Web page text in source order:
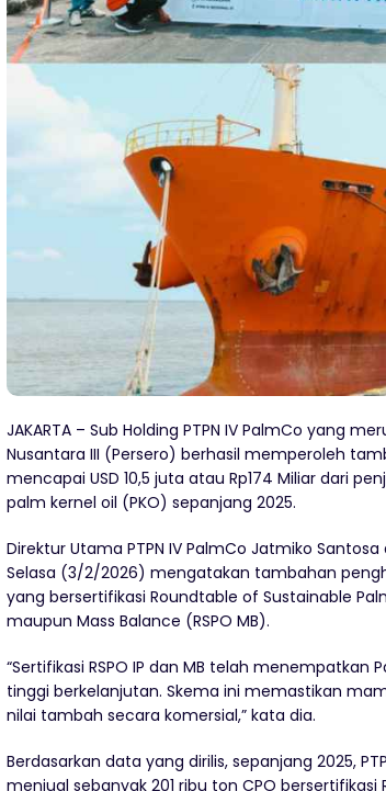
JAKARTA – Sub Holding PTPN IV PalmCo yang
Nusantara III (Persero) berhasil memperoleh
mencapai USD 10,5 juta atau Rp174 Miliar dari
palm kernel oil (PKO) sepanjang 2025.
Direktur Utama PTPN IV PalmCo Jatmiko
Selasa (3/2/2026) mengatakan tambahan
yang bersertifikasi Roundtable of Sustainable
maupun Mass Balance (RSPO MB).
“Sertifikasi RSPO IP dan MB telah
tinggi berkelanjutan. Skema ini memastikan
nilai tambah secara komersial,” kata dia.
Berdasarkan data yang dirilis, sepanjang 2025,
menjual sebanyak 201 ribu ton CPO